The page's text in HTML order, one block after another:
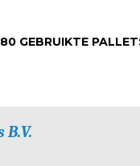
GEBRUIKTE
B.V.